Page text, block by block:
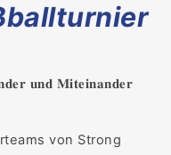
𝐮𝐧𝐝 𝐌𝐢𝐭𝐞𝐢𝐧𝐚𝐧𝐝𝐞𝐫
von Strong